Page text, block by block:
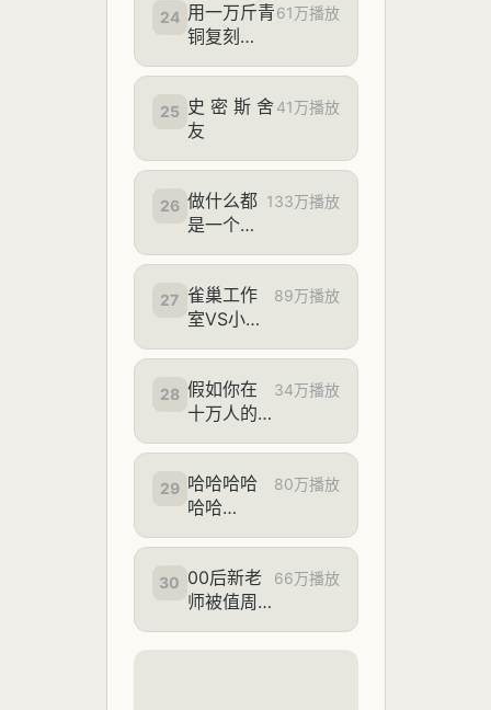
老了？！
【主播说
三农】
24 用一万斤青
铜复刻
响-曾侯乙
编钟
61万播放
25 史 密 斯 舍
友
41万播放
26 做什么都
是一个人
由了
133万播放
27 雀巢工作
室VS小潮
89万播放
28 假如你在
十万人的
制作人】
34万播放
29 哈哈哈哈
哈哈
80万播放
30 00后新老
师被值周
66万播放